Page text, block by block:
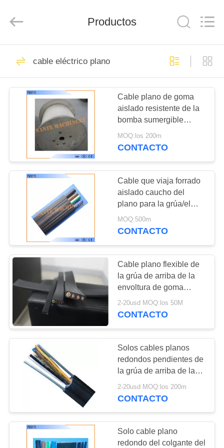
INICIO
PRODUCTOS
SOBRE
NOSOTROS
VISITA
FÁBRICA
CONTROL
DE
CALIDAD
CONTÁCTENOS
SOLICITAR
UNA
COTIZACIÓN
NEWS
Proveedor.
Copyright
2020
component.com.
Polipasto eléctrico
de cable
Carro del extremo
de la grúa
64
barra del conductor
de la grúa
39
sistema ferroviario
del conductor
98
Productos
cable eléctrico plano
Cable plano de goma
aislado resistente de la
bomba sumergible
450V/750V
MOQ:los 200m
CONTACTO
Cable que viaja forrado
aislado caucho del
plano para la grúa/el
alzamiento 6 x 2,5
MOQ:500m
CONTACTO
Cable plano flexible de
la grúa de arriba de la
envoltura de goma
multifilar de los
recambios
2-20usd MOQ:los 50M
CONTACTO
Solos cables planos
redondos pendientes de
la grúa de arriba de la
viga del cable eléctrico
2-20usd MOQ:los 200m
CONTACTO
Solo cable plano
redondo del colgante del